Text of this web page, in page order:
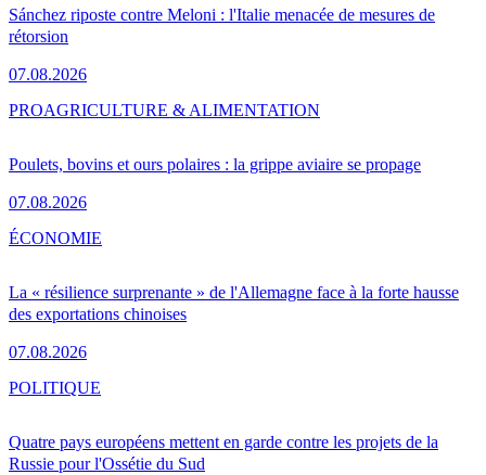
Sánchez riposte contre Meloni : l'Italie menacée de mesures de
rétorsion
07.08.2026
Poulets, bovins et ours polaires : la grippe aviaire se propage
07.08.2026
PROAGRICULTURE & ALIMENTATION
La « résilience surprenante » de l'Allemagne face à la forte hausse
des exportations chinoises
07.08.2026
ÉCONOMIE
Quatre pays européens mettent en garde contre les projets de la
Russie pour l'Ossétie du Sud
POLITIQUE